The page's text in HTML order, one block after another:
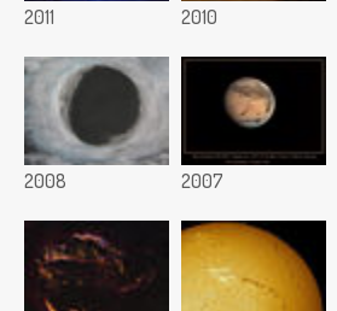
2011 2010
2008 2007